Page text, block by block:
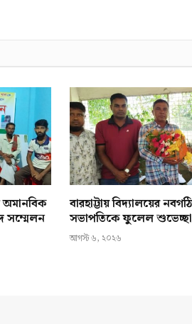
অমানবিক
সম্মেলন
বারহাট্টায় বিদ্যালয়ের
সভাপতিকে ফুলেল
আগস্ট ৬, ২০২৬